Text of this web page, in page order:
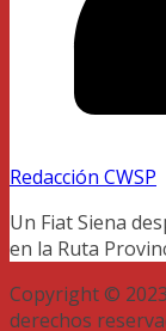
Redacción CWSP
Un Fiat Siena
en la Ruta